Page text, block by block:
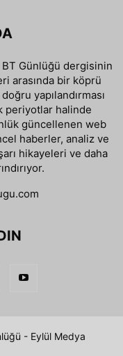
BT Günlüğü dergisinin
arasında bir köprü
yapılandırması
periyotlar halinde
güncellenen web
haberler, analiz ve
hikayeleri ve daha
- Eylül Medya